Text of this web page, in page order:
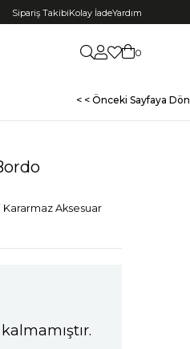
Sipariş TakibiKolay İadeYardım
0
< < Önceki Sayfaya Dön
Aksesuar